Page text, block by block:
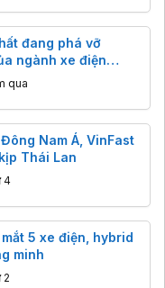
đang phá vỡ
ngành xe điện
qua
Nam Á, VinFast
Thái Lan
4
5 xe điện, hybrid
minh
2